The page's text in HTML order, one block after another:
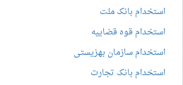
استخدام بانک ملت
استخدام قوه قضاییه
استخدام سازمان بهزیستی
استخدام بانک تجارت